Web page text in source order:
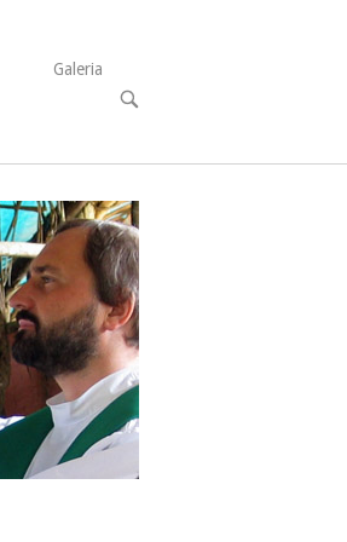
Galeria
Open